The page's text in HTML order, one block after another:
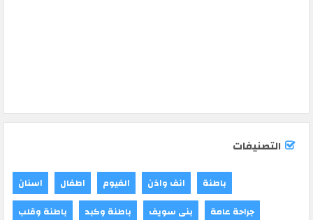
التصنيفات
اسنان اطفال الفيوم انف واذن
باطنة
باطنة وقلب
باطنة وكبد بنى سويف
جراحة عامة